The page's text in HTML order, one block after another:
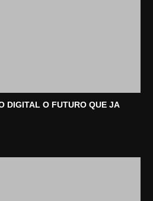
DIGITAL O FUTURO QUE JA